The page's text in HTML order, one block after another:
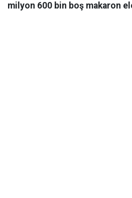
milyon 600 bin boş makaron